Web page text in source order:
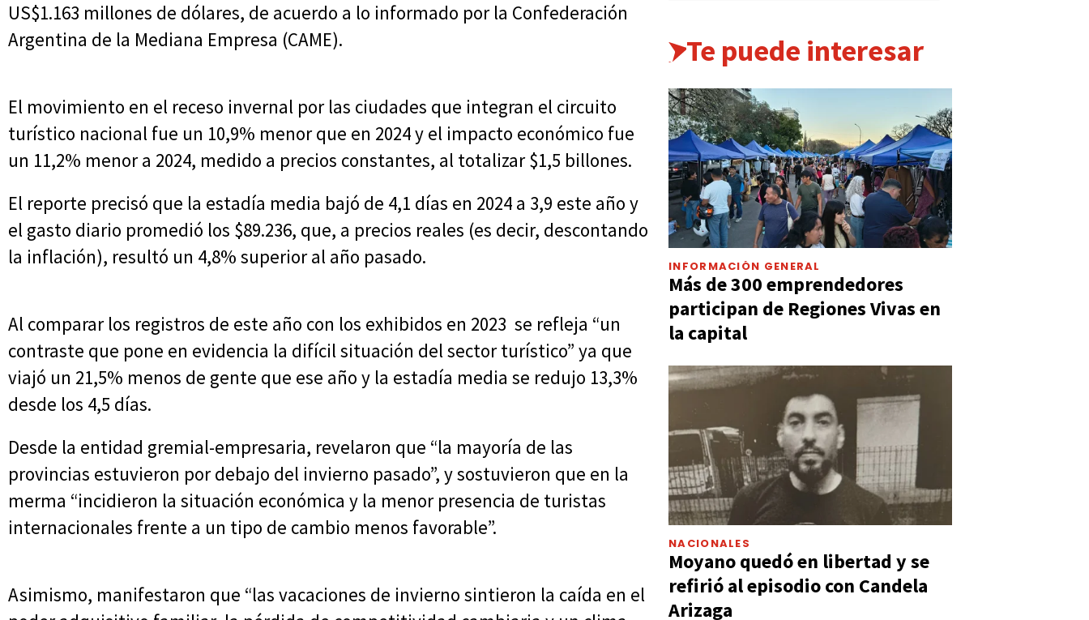
US$1.163 millones de dólares, de acuerdo a lo informado por la Confederación
Argentina de la Mediana Empresa (CAME).
El movimiento en el receso invernal por las ciudades que integran el circuito
turístico nacional fue un 10,9% menor que en 2024 y el impacto económico fue
un 11,2% menor a 2024, medido a precios constantes, al totalizar $1,5 billones.
El reporte precisó que la estadía media bajó de 4,1 días en 2024 a 3,9 este año y
el gasto diario promedió los $89.236, que, a precios reales (es decir, descontando
la inflación), resultó un 4,8% superior al año pasado.
Al comparar los registros de este año con los exhibidos en 2023 se refleja “un
contraste que pone en evidencia la difícil situación del sector turístico” ya que
viajó un 21,5% menos de gente que ese año y la estadía media se redujo 13,3%
desde los 4,5 días.
Desde la entidad gremial-empresaria, revelaron que “la mayoría de las
provincias estuvieron por debajo del invierno pasado”, y sostuvieron que en la
merma “incidieron la situación económica y la menor presencia de turistas
internacionales frente a un tipo de cambio menos favorable”.
Asimismo, manifestaron que “las vacaciones de invierno sintieron la caída en el
Te puede interesar
INFORMACIÓN GENERAL
Más de 300 emprendedores
participan de Regiones Vivas en
la capital
NACIONALES
Moyano quedó en libertad y se
refirió al episodio con Candela
Arizaga